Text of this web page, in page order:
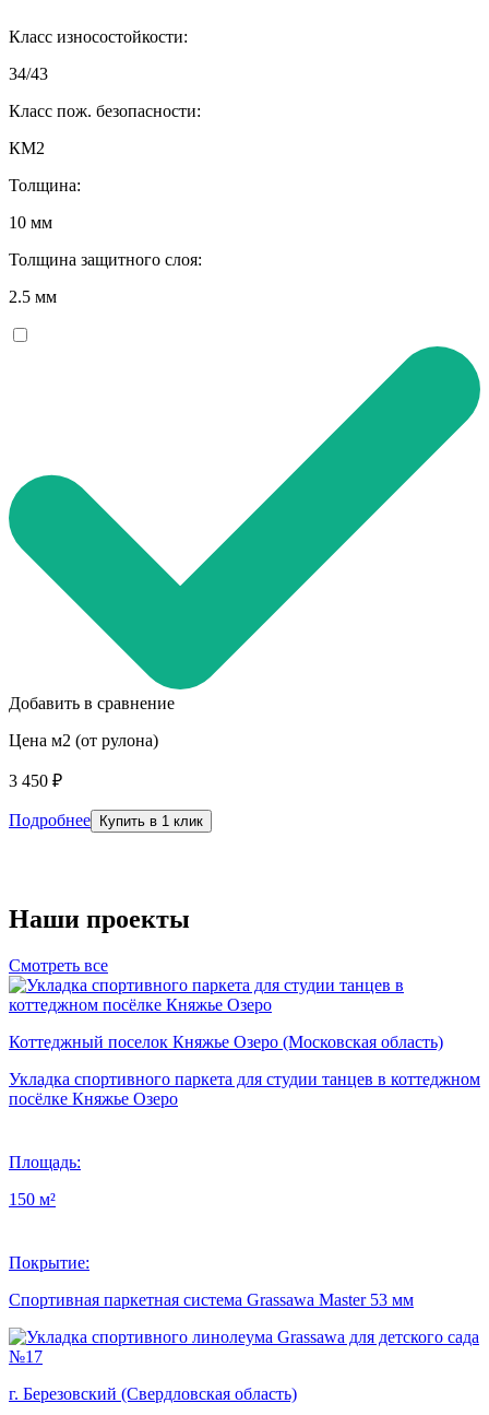
Класс износостойкости:
34/43
Класс пож. безопасности:
КМ2
Толщина:
10 мм
Толщина защитного слоя:
2.5 мм
Добавить в сравнение
Цена м2 (от рулона)
3 450 ₽
Подробнее Купить в 1 клик
Наши проекты
Смотреть все
Коттеджный поселок Княжье Озеро (Московская область)
Укладка спортивного паркета для студии танцев в коттеджном
посёлке Княжье Озеро
Площадь:
150 м²
Покрытие:
Спортивная паркетная система Grassawa Master 53 мм
г. Березовский (Свердловская область)